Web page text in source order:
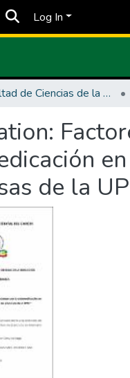
Log In
Facultad de Ciencias de la Salud y Educación
de la